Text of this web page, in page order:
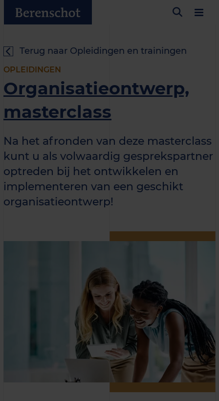
Terug naar Opleidingen en trainingen
OPLEIDINGEN
Organisatieontwerp,
masterclass
Na het afronden van deze masterclass
kunt u als volwaardig gesprekspartner
optreden bij het ontwikkelen en
implementeren van een geschikt
organisatieontwerp!